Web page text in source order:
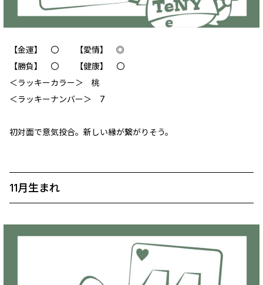
【金運】 〇 【愛情】 ◎
【勝負】 〇 【健康】 〇
＜ラッキーカラー＞ 桃
＜ラッキーナンバー＞ 7
初対面で意気投合。新しい縁が繋がりそう。
11月生まれ